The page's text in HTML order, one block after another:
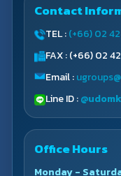
Contact
TEL :(+66) 02
FAX : (+66) 02
Email :
Line ID :
Office Hours
Monday -